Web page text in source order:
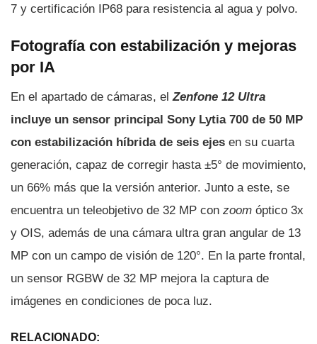
7 y certificación IP68 para resistencia al agua y polvo.
Fotografía con estabilización y mejoras
por IA
En el apartado de cámaras, elZenfone 12 Ultra
incluye un sensor principal Sony Lytia 700 de 50 MP
con estabilización híbrida de seis ejes en su cuarta
generación, capaz de corregir hasta ±5° de movimiento,
un 66% más que la versión anterior. Junto a este, se
encuentra un teleobjetivo de 32 MP con zoom óptico 3x
y OIS, además de una cámara ultra gran angular de 13
MP con un campo de visión de 120°. En la parte frontal,
un sensor RGBW de 32 MP mejora la captura de
imágenes en condiciones de poca luz.
RELACIONADO: